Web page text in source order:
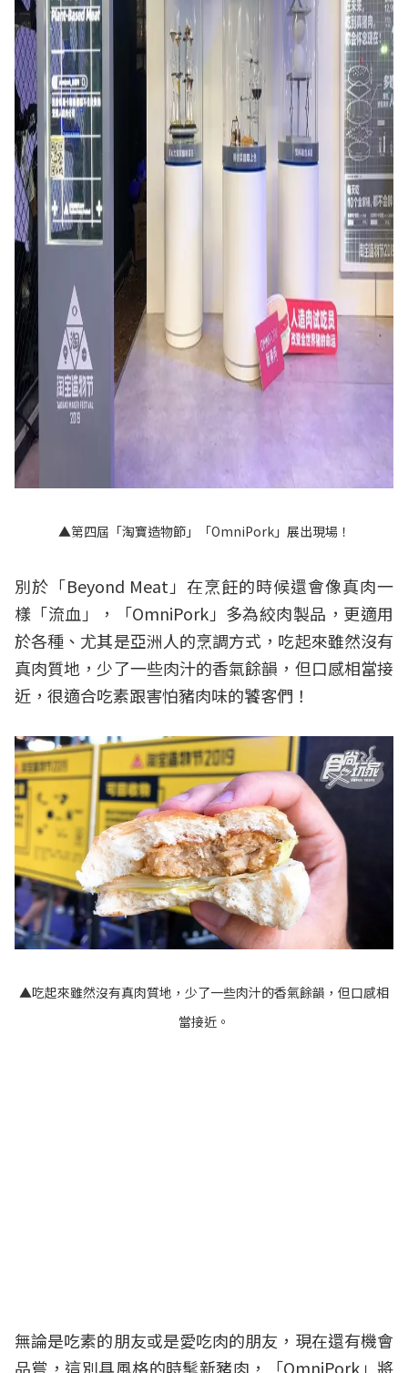
▲第四屆「淘寶造物節」「OmniPork」展出現場！
別於「Beyond Meat」在烹飪的時候還會像真肉一
樣「流血」，「OmniPork」多為絞肉製品，更適用
於各種、尤其是亞洲人的烹調方式，吃起來雖然沒有
真肉質地，少了一些肉汁的香氣餘韻，但口感相當接
近，很適合吃素跟害怕豬肉味的饕客們！
▲吃起來雖然沒有真肉質地，少了一些肉汁的香氣餘韻，但口感相
當接近。
無論是吃素的朋友或是愛吃肉的朋友，現在還有機會
品嘗，這別具風格的時髦新豬肉，「OmniPork」將